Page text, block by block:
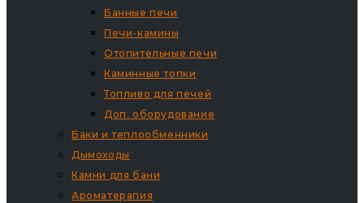
Банные печи
Печи-камины
Отопительные печи
Каминные топки
Топливо для печей
Доп. оборудование
Баки и теплообменники
Дымоходы
Камни для бани
Ароматерапия